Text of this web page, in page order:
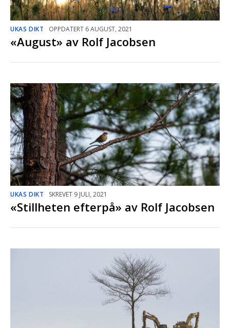
UKAS DIKT OPPDATERT 6 AUGUST, 2021
«August» av Rolf Jacobsen
UKAS DIKT SKREVET 9 JULI, 2021
«Stillheten efterpå» av Rolf Jacobsen